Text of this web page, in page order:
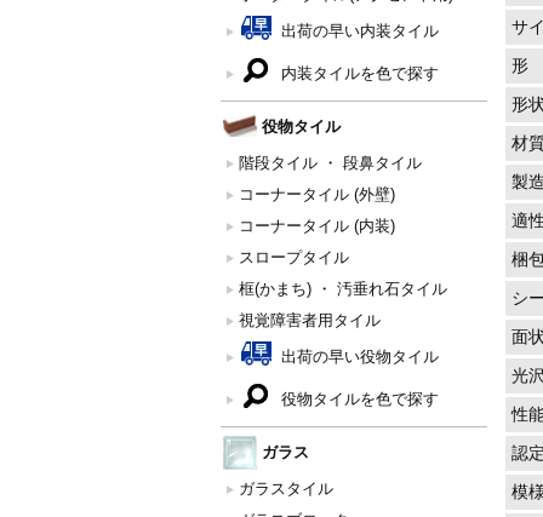
出荷の早い内装タイル
内装タイルを色で探す
役物タイル
階段タイル ・ 段鼻タイル
コーナータイル (外壁)
コーナータイル (内装)
スロープタイル
框(かまち) ・ 汚垂れ石タイル
視覚障害者用タイル
出荷の早い役物タイル
役物タイルを色で探す
ガラス
ガラスタイル
サ
形
形
材
製
適
梱
シ
面
光
性
認
模